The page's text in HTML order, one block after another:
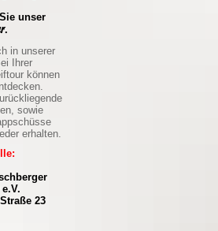
unser
.
in unserer
Ihrer
können
sowie
erhalten.
23